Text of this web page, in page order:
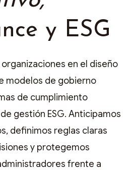
y ESG
en el diseño
modelos de gobierno
de cumplimiento
gestión ESG. Anticipamos
definimos reglas claras
y protegemos
frente a